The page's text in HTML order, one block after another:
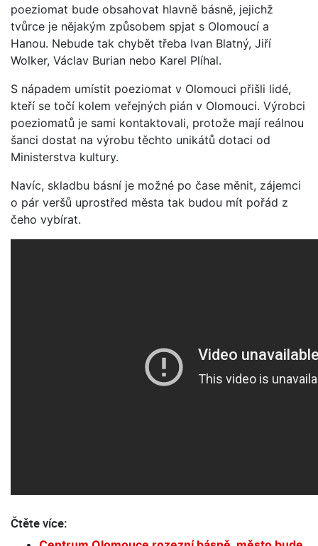
poeziomat bude obsahovat hlavně básně, jejichž
tvůrce je nějakým způsobem spjat s Olomoucí a
Hanou. Nebude tak chybět třeba Ivan Blatný, Jiří
Wolker, Václav Burian nebo Karel Plíhal.
S nápadem umístit poeziomat v Olomouci přišli lidé,
kteří se točí kolem veřejných pián v Olomouci. Výrobci
poeziomatů je sami kontaktovali, protože mají reálnou
šanci dostat na výrobu těchto unikátů dotaci od
Ministerstva kultury.
Navíc, skladbu básní je možné po čase měnit, zájemci
o pár veršů uprostřed města tak budou mít pořád z
čeho vybírat.
Čtěte více: